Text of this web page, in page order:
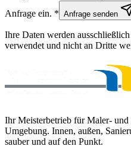
Anfrage ein. * Anfrage senden
Ihre Daten werden
verwendet und nicht an Dritte
Ihr Meisterbetrieb für Maler-
Umgebung. Innen, außen,
sauber und auf den Punkt.